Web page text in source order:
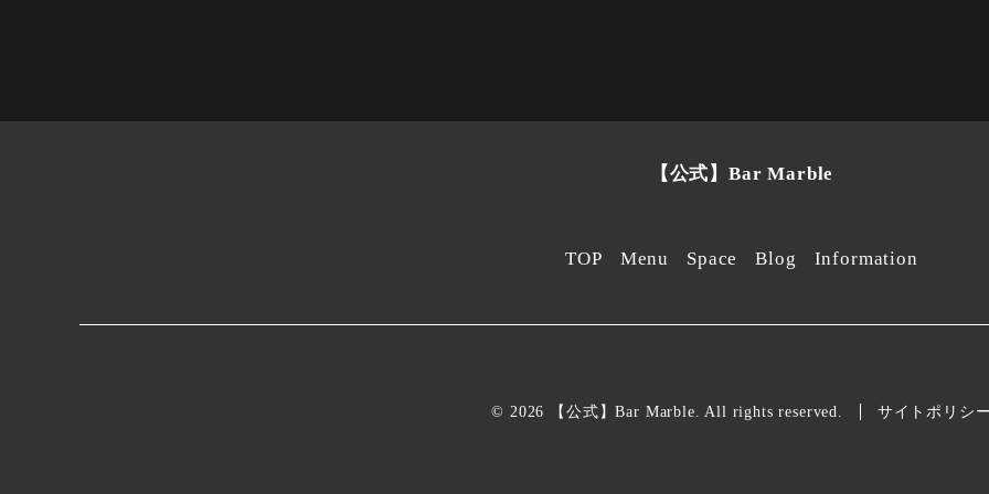
【公式】Bar Marble
TOP Menu Space Blog Information
© 2026 【公式】Bar Marble. All rights reserved. サイトポリシ